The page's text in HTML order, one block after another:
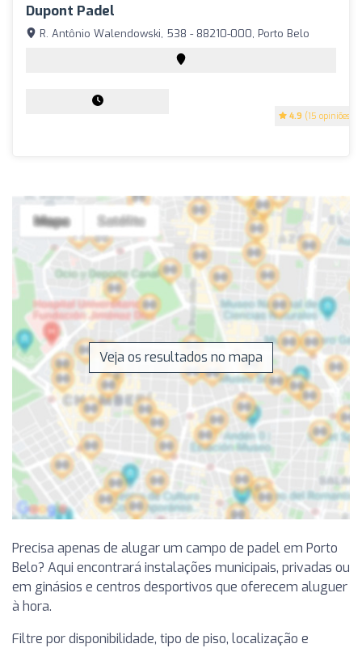
Dupont Padel
4.9 (15 opiniões)
R. Antônio Walendowski, 538 - 88210-000, Porto Belo
Veja os resultados no mapa
Precisa apenas de alugar um campo de padel em Porto
Belo? Aqui encontrará instalações municipais, privadas ou
em ginásios e centros desportivos que oferecem aluguer
à hora.
Filtre por disponibilidade, tipo de piso, localização e